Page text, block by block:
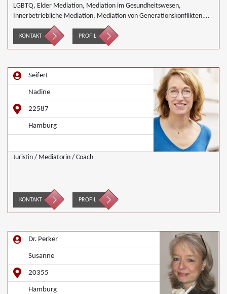
LGBTQ, Elder Mediation, Mediation im Gesundheitswesen,
Innerbetriebliche Mediation, Mediation von Generationskonflikten,
Mediation bei Team- und Gruppenkonflikten
KONTAKT PROFIL
Seifert
Nadine
22587
Hamburg
Juristin / Mediatorin / Coach
KONTAKT PROFIL
Dr. Perker
Susanne
20355
Hamburg